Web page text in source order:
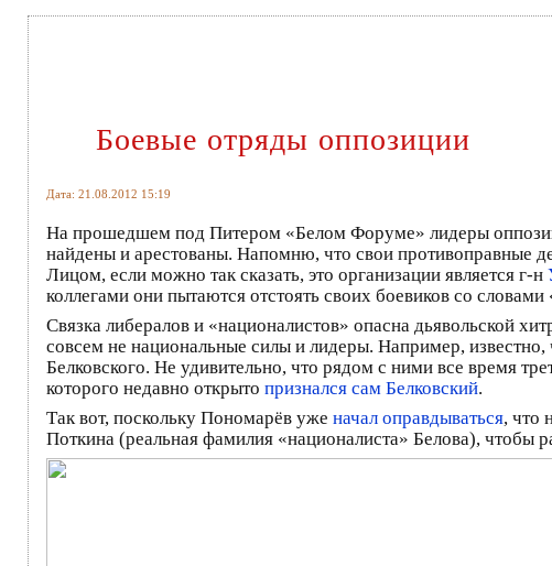
Боевые отряды оппозиции
Дата: 21.08.2012 15:19
На прошедшем под Питером «Белом Форуме» лидеры
найдены и арестованы. Напомню, что свои противоправные
Лицом, если можно так сказать, это организации является г-н
коллегами они пытаются отстоять своих боевиков со
Связка либералов и «националистов» опасна дьявольской
совсем не национальные силы и лидеры. Например,
Белковского. Не удивительно, что рядом с ними все время
которого недавно открыто признался сам Белковский.
Так вот, поскольку Пономарёв уже начал оправдываться, что
Поткина (реальная фамилия «националиста» Белова), чтобы